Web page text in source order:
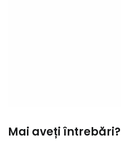
Mai aveți întrebări?